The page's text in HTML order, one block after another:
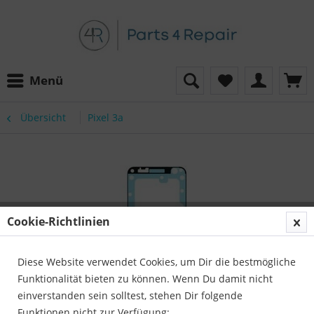
Menü
Übersicht Pixel 3a
Cookie-Richtlinien
Diese Website verwendet Cookies, um Dir die bestmögliche
Funktionalität bieten zu können. Wenn Du damit nicht
einverstanden sein solltest, stehen Dir folgende